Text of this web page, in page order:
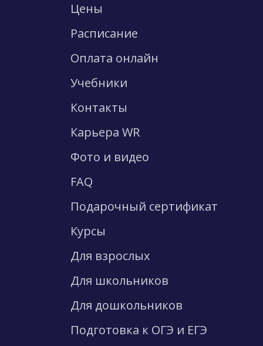
Цены
Расписание
Оплата онлайн
Учебники
Контакты
Карьера WR
Фото и видео
FAQ
Подарочный сертификат
Курсы
Для взрослых
Для школьников
Для дошкольников
Подготовка к ОГЭ и ЕГЭ